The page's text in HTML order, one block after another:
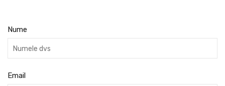
Nume
Email